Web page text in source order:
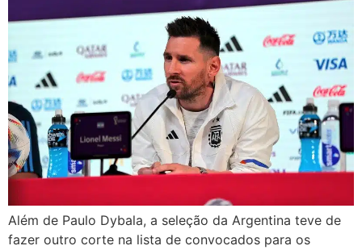
Além de Paulo Dybala, a seleção da Argentina teve de
fazer outro corte na lista de convocados para os